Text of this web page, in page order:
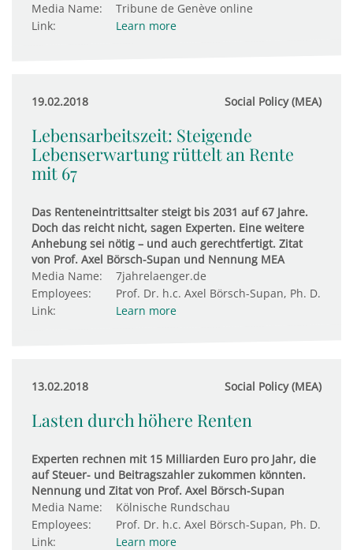
Media Name:
Tribune de Genève online
Link:
Learn more
19.02.2018 Social Policy (MEA)
Lebensarbeitszeit: Steigende
Lebenserwartung rüttelt an Rente
mit 67
Das Renteneintrittsalter steigt bis 2031 auf 67 Jahre.
Doch das reicht nicht, sagen Experten. Eine weitere
Anhebung sei nötig – und auch gerechtfertigt. Zitat
von Prof. Axel Börsch-Supan und Nennung MEA
Media Name:
7jahrelaenger.de
Employees:
Prof. Dr. h.c. Axel Börsch-Supan, Ph. D.
Link:
Learn more
13.02.2018 Social Policy (MEA)
Lasten durch höhere Renten
Experten rechnen mit 15 Milliarden Euro pro Jahr, die
auf Steuer- und Beitragszahler zukommen könnten.
Nennung und Zitat von Prof. Axel Börsch-Supan
Media Name:
Kölnische Rundschau
Employees:
Prof. Dr. h.c. Axel Börsch-Supan, Ph. D.
Link:
Learn more